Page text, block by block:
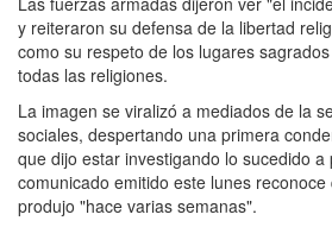
y reiteraron su defensa de la libertad
como su respeto de los lugares
todas las religiones.
La imagen se viralizó a mediados de la
sociales, despertando una primera
que dijo estar investigando lo sucedido a
comunicado emitido este lunes
produjo "hace varias semanas".